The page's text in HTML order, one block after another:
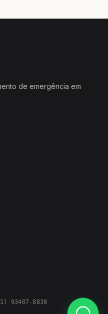
de emergência em
93407-8838